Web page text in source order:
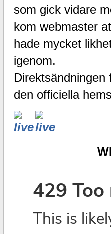
som gick vidare
kom webmaster
hade mycket
igenom.
den officiella